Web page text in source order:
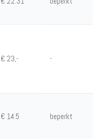
€ 23,- -
€ 14.5 beperkt